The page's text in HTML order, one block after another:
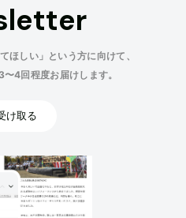
ほしい」という方に向けて、
4回程度お届けします。
け取る